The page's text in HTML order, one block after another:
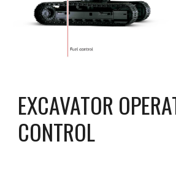
EXCAVATOR
CONTROL